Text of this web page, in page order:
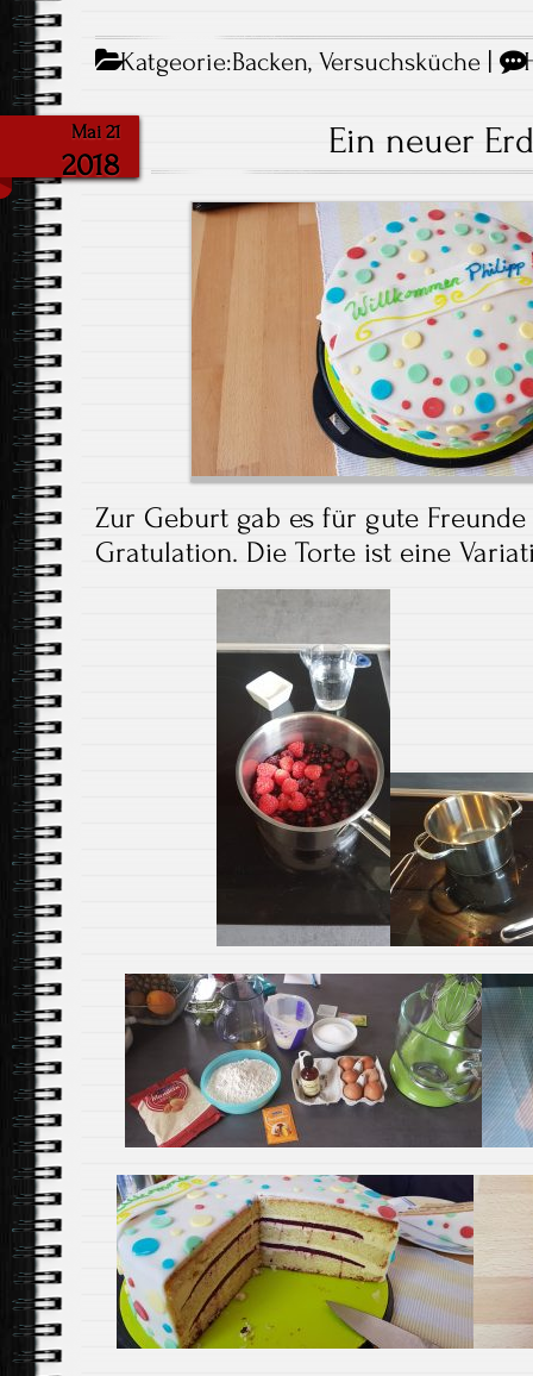
Katgeorie:Backen,Versuchsküche |
Mai 21
2018
Ein neuer
Zur Geburt gab es für gute
Gratulation. Die Torte ist eine